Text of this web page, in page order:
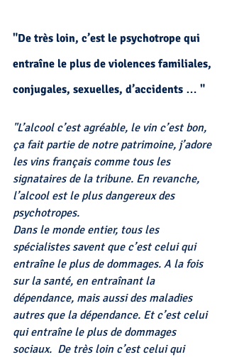
"De très loin, c’est le psychotrope qui
entraîne le plus de violences familiales,
conjugales, sexuelles, d’accidents … "
"L’alcool c’est agréable, le vin c’est bon,
ça fait partie de notre patrimoine, j’adore
les vins français comme tous les
signataires de la tribune. En revanche,
l’alcool est le plus dangereux des
psychotropes.
Dans le monde entier, tous les
spécialistes savent que c’est celui qui
entraîne le plus de dommages. A la fois
sur la santé, en entraînant la
dépendance, mais aussi des maladies
autres que la dépendance. Et c’est celui
qui entraîne le plus de dommages
sociaux.  De très loin c’est celui qui